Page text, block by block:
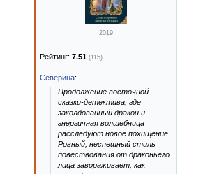
2019
Рейтинг: 7.51 (115)
Северина:
Продолжение восточной
сказки-детектива, где
заколдованный дракон и
энергичная волшебница
расследуют новое похищение.
Ровный, неспешный стиль
повествования от драконьего
лица завораживает, как